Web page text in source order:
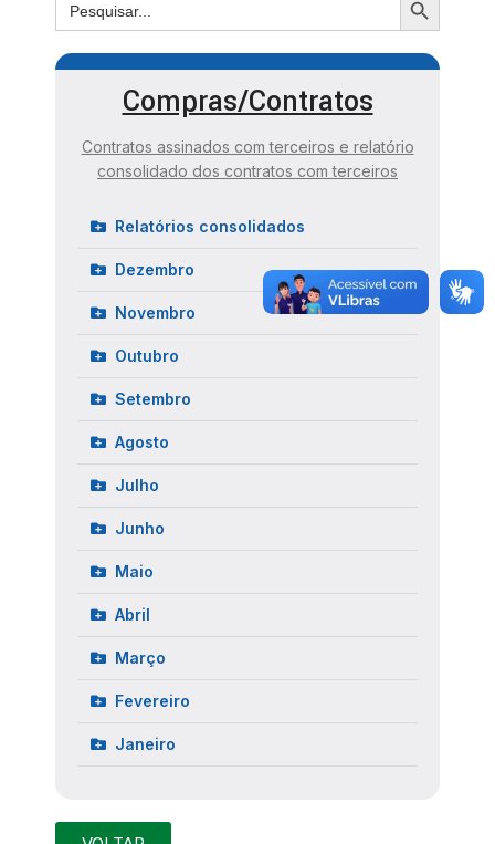
Compras/Contratos
Contratos assinados com terceiros e relatório
consolidado dos contratos com terceiros
Relatórios consolidados
Dezembro
Novembro
Outubro
Setembro
Agosto
Julho
Junho
Maio
Abril
Março
Fevereiro
Janeiro